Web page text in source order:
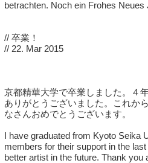
betrachten. Noch ein Frohes Neues
// 卒業！
// 22. Mar 2015
京都精華大学で卒業しました。４
ありがとうございました。これか
なさんおめでとうございます。
I have graduated from Kyoto Seika
members for their support in the
better artist in the future. Thank